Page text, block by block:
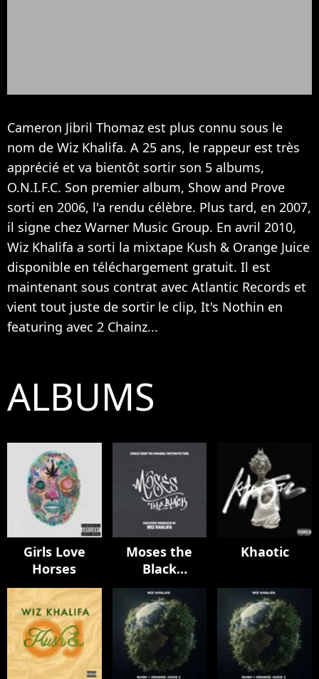
Cameron Jibril Thomaz est plus connu sous le
nom de Wiz Khalifa. A 25 ans, le rappeur est très
apprécié et va bientôt sortir son 5 albums,
O.N.I.F.C. Son premier album, Show and Prove
sorti en 2006, l'a rendu célèbre. Plus tard, en 2007,
il signe chez Warner Music Group. En avril 2010,
Wiz Khalifa a sorti la mixtape Kush & Orange Juice
disponible en téléchargement gratuit. Il est
maintenant sous contrat avec Atlantic Records et
vient tout juste de sortir le clip, It's Nothin en
featuring avec 2 Chainz...
ALBUMS
Girls Love
Horses
Moses the
Black
Soundtrack
Khaotic